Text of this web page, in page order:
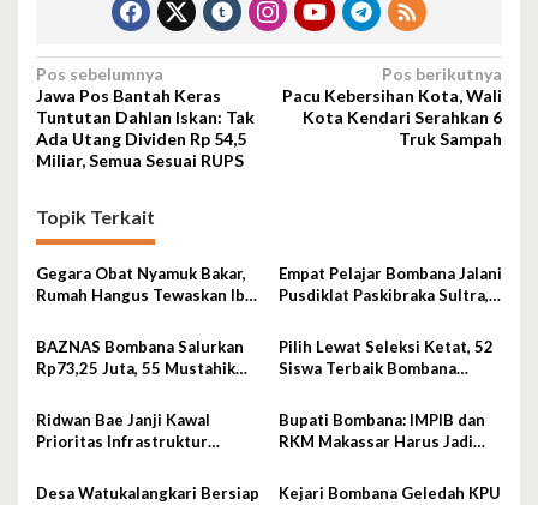
Navigasi
pos
Pos sebelumnya
Jawa Pos Bantah Keras
Tuntutan Dahlan Iskan: Tak
Ada Utang Dividen Rp 54,5
Miliar, Semua Sesuai RUPS
Pos berikutnya
Pacu Kebersihan Kota, Wali
Kota Kendari Serahkan 6
Truk Sampah
Topik Terkait
Gegara Obat Nyamuk Bakar,
Rumah Hangus Tewaskan Ibu
Empat Pelajar Bombana Jalani
Pusdiklat Paskibraka Sultra,
BAZNAS Bombana Salurkan
Rp73,25 Juta, 55 Mustahik
Pilih Lewat Seleksi Ketat, 52
Siswa Terbaik Bombana
Ridwan Bae Janji Kawal
Prioritas Infrastruktur
Bupati Bombana: IMPIB dan
RKM Makassar Harus Jadi
Desa Watukalangkari Bersiap
Kejari Bombana Geledah KPU